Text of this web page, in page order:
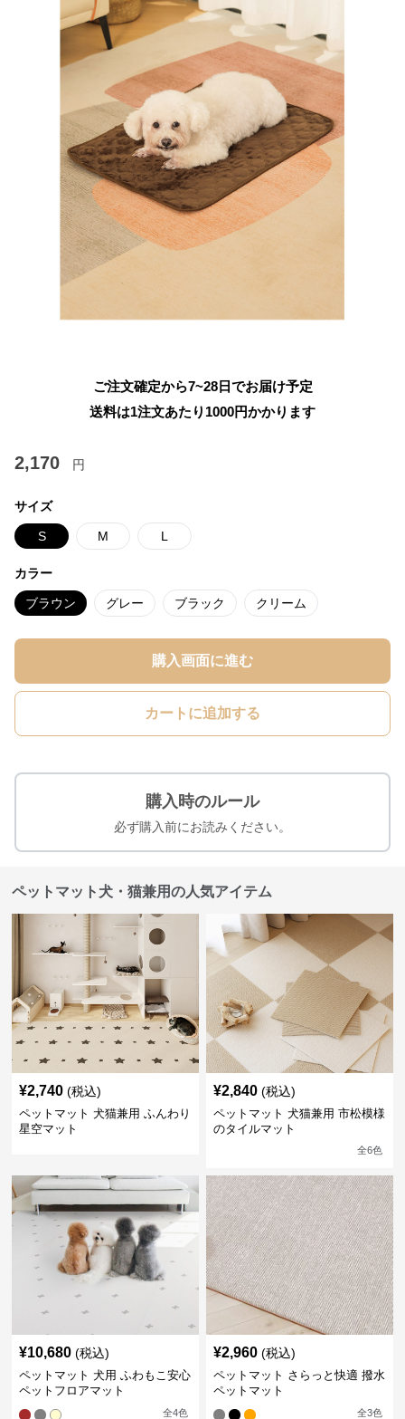
ご注文確定から7~28日でお届け予定
送料は1注文あたり 1000円かかります
2,170 円
サイズ
S M L
カラー
ブラウン グレー ブラック クリーム
購入画面に進む
カートに追加する
購入時のルール
必ず購入前にお読みください。
ペットマット犬・猫兼用の人気アイテム
¥2,740 (税込)
ペットマット 犬猫兼用 ふんわり
星空マット
¥2,840 (税込)
ペットマット 犬猫兼用 市松模様
のタイルマット
全6色
¥10,680 (税込)
ペットマット 犬用 ふわもこ安心
ペットフロアマット
全4色
¥2,960 (税込)
ペットマット さらっと快適 撥水
ペットマット
全3色